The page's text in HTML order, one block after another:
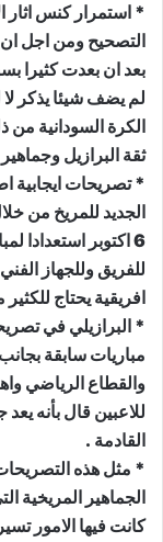
* استمرار كنس اثار
التصحيح ومن اجل ان
بعد ان بعدت كثيرا
لم يضف شيئا يذكر لا
الكرة السودانية من
ثقة البرازيل
* تصريحات ايجابية
الجديد للمريخ من
6 اكتوبر
للفريق وللجهاز
افريقية يحتاج
* البرازيلي في
مباريات سابقة
والقطاع الرياضي
للاعبين قال بأنه
القادمة .
* مثل هذه
الجماهير المريخية
كانت فيها الامور